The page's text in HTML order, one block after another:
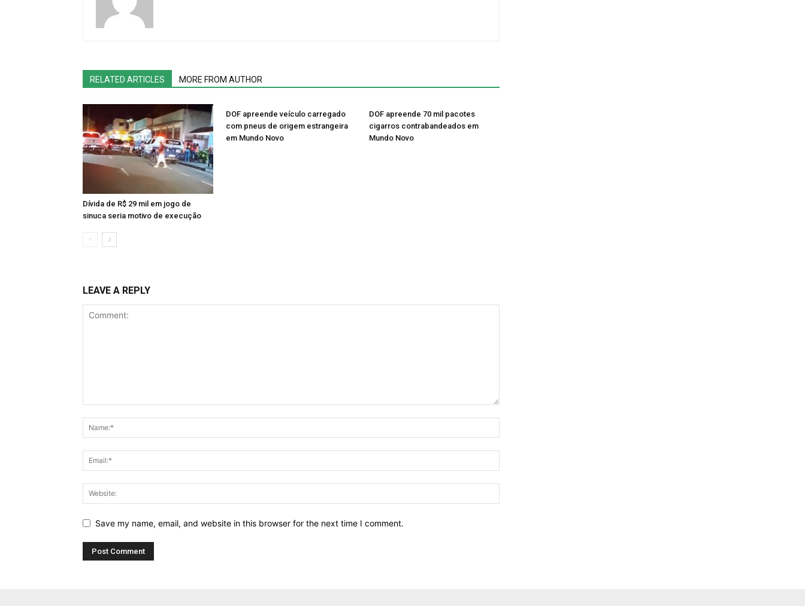
RELATED ARTICLES MORE FROM AUTHOR
Dívida de R$ 29 mil em jogo de
sinuca seria motivo de execução
DOF apreende veículo carregado
com pneus de origem estrangeira
em Mundo Novo
DOF apreende 70 mil pacotes
cigarros contrabandeados em
Mundo Novo
LEAVE A REPLY
Save my name, email, and website in this browser for the next time I comment.